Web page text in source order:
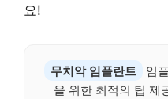
요!
무치악 임플란트
임
을 위한 최적의 팁 제